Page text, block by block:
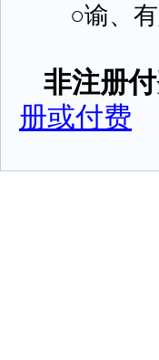
○谕、有
非注册付
册或付费